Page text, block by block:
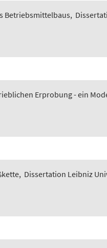
Betriebsmittelbaus,
Erprobung - ein
, Dissertation Leibniz